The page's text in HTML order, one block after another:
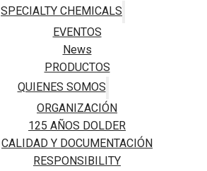
SPECIALTY CHEMICALS
EVENTOS
News
PRODUCTOS
QUIENES SOMOS
ORGANIZACIÓN
125 AÑOS DOLDER
CALIDAD Y DOCUMENTACIÓN
RESPONSIBILITY